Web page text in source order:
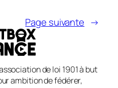
Page suivante →
de loi 1901 à but
ambition de fédérer,